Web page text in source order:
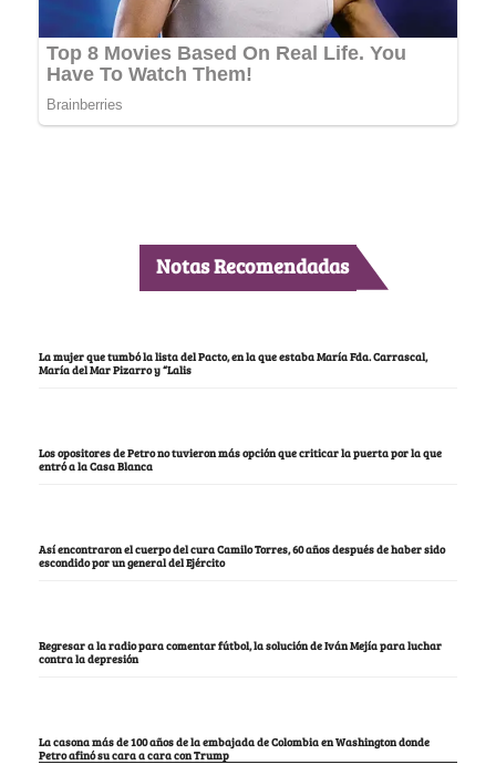
Notas Recomendadas
La mujer que tumbó la lista del Pacto, en la que estaba María Fda. Carrascal,
María del Mar Pizarro y “Lalis
Los opositores de Petro no tuvieron más opción que criticar la puerta por la que
entró a la Casa Blanca
Así encontraron el cuerpo del cura Camilo Torres, 60 años después de haber sido
escondido por un general del Ejército
Regresar a la radio para comentar fútbol, la solución de Iván Mejía para luchar
contra la depresión
La casona más de 100 años de la embajada de Colombia en Washington donde
Petro afinó su cara a cara con Trump